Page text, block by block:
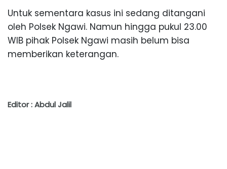
Untuk sementara kasus ini sedang ditangani
oleh Polsek Ngawi. Namun hingga pukul 23.00
WIB pihak Polsek Ngawi masih belum bisa
memberikan keterangan.
Editor : Abdul Jalil